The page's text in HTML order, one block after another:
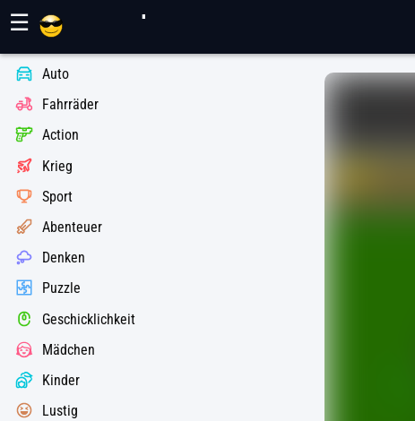
☰
Auto
Fahrräder
Action
Krieg
Sport
Abenteuer
Denken
Puzzle
Geschicklichkeit
Mädchen
Kinder
Lustig